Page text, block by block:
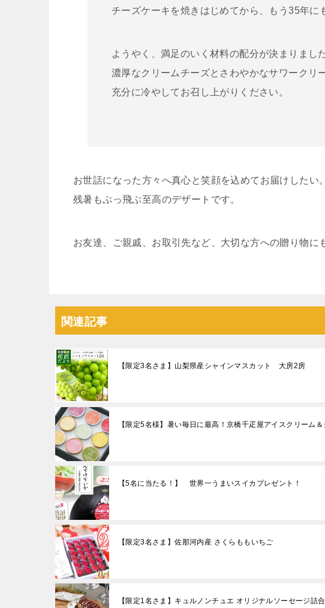
チーズケーキを焼きはじめてから、もう35年に
ようやく、満足のいく材料の配分が決まりました
濃厚なクリームチーズとさわやかなサワークリ
充分に冷やしてお召し上がりください。
お世話になった方々へ真心と笑顔を込めてお届けしたい。
残暑もぶっ飛ぶ至高のデザートです。
お友達、ご親戚、お取引先など、大切な方への贈り物に
関連記事
【限定3名さま】山梨県産シャインマスカット 大房2房
【限定5名様】暑い毎日に最高！京橋千疋屋アイスクリーム
【5名に当たる！】 世界一うまいスイカプレゼント！
【限定3名さま】佐那河内産 さくらももいちご
【限定1名さま】キュルノンチュエ オリジナルソーセージ詰